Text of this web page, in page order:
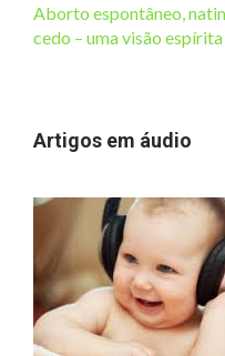
Aborto espontâneo,
cedo – uma visão espírita
Artigos em áudio